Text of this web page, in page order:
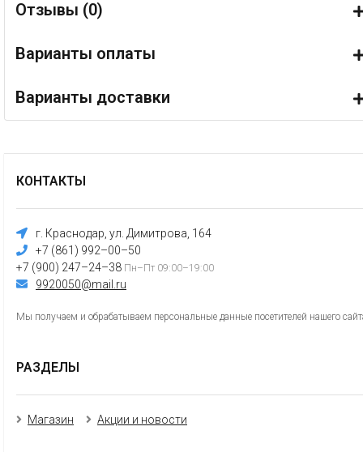
Отзывы (0)
Варианты оплаты
Варианты доставки
КОНТАКТЫ
г. Краснодар, ул. Димитрова, 164
+7 (861) 992–00–50
+7 (900) 247–24–38 Пн–Пт 09:00–19:00
9920050@mail.ru
Мы получаем и обрабатываем персональные данные посетителей нашего
РАЗДЕЛЫ
Магазин Акции и новости